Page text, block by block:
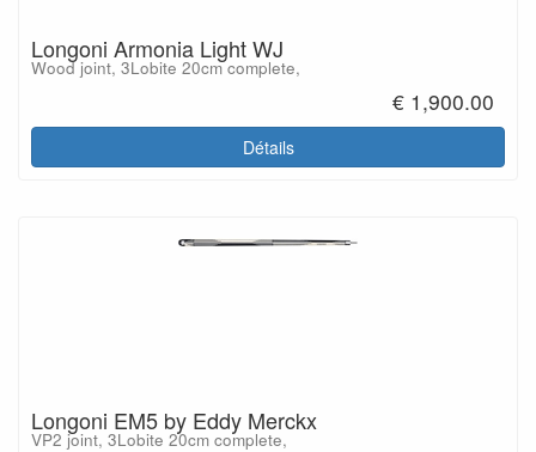
Longoni Armonia Light WJ
Wood joint, 3Lobite 20cm complete,
€ 1,900.00
Détails
Longoni EM5 by Eddy Merckx
VP2 joint, 3Lobite 20cm complete,